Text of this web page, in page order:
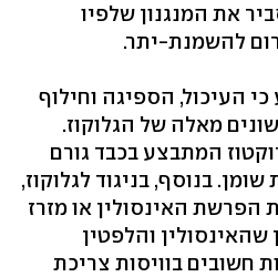
את המנגנון שלפיו
להשמנת-יתר.
העיכול, הספיגה וחילוף
מאלה של הגלוקוז.
המתבצע בכבד גורם
בנוסף, בניגוד לגלוקוז,
הפרשת האינסולין או מזרז
שהאינסולין והלפטין
חשובים בוויסות צריכת